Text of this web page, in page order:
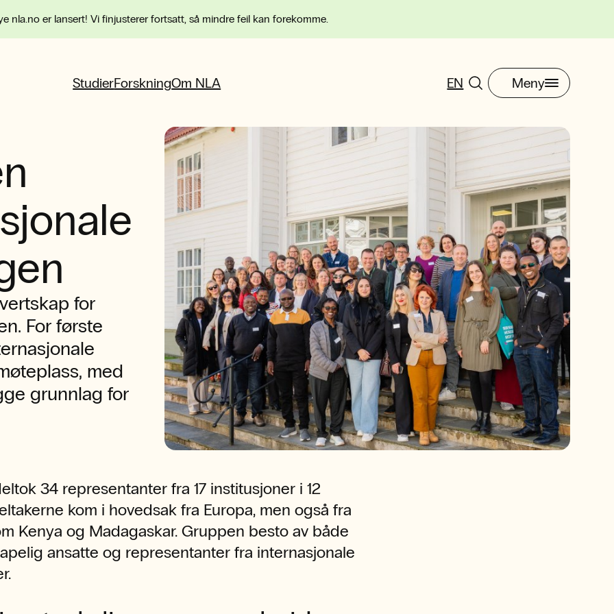
nla.no er lansert! Vi finjusterer fortsatt, så mindre feil kan forekomme.
StudierForskningOm NLA EN Meny
for
For første
med
grunnlag for
34 representanter fra 17 institusjoner i 12
kom i hovedsak fra Europa, men også fra
Kenya og Madagaskar. Gruppen besto av både
ansatte og representanter fra internasjonale